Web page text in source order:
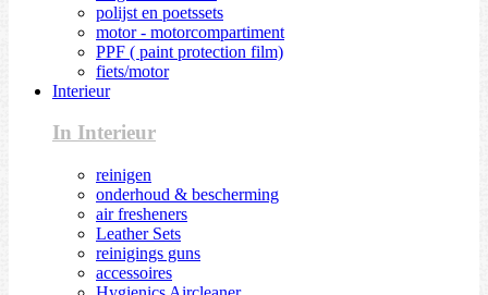
polijst en poetssets
motor - motorcompartiment
PPF ( paint protection film)
fiets/motor
Interieur
In Interieur
reinigen
onderhoud & bescherming
air fresheners
Leather Sets
reinigings guns
accessoires